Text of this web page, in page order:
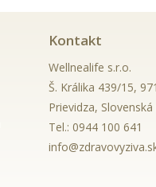
Kontakt
Wellnealife s.r.o.
Š. Králika 439/15,
Prievidza,
Tel.: 0944 100 641